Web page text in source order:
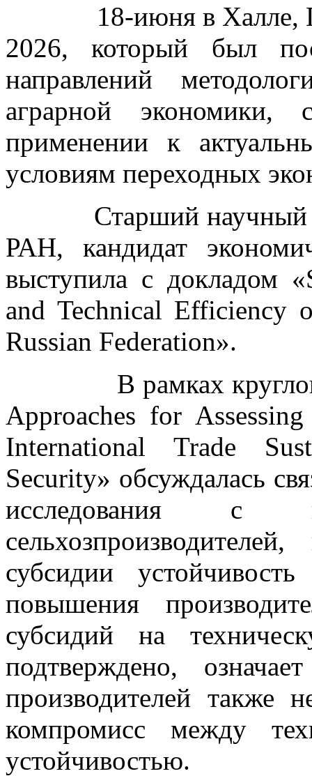
18-июня в Халле,
2026, который был
направлений
аграрной
применении к
условиям переходных
Старший научный
РАН, кандидат
выступила с докладом
and Technical Efficiency
Russian Federation».
В рамках круглого
Approaches for
International Trade
Security» обсуждалась
исследования с
субсидии
повышения
субсидий на
подтверждено,
производителей также
компромисс между
устойчивостью.